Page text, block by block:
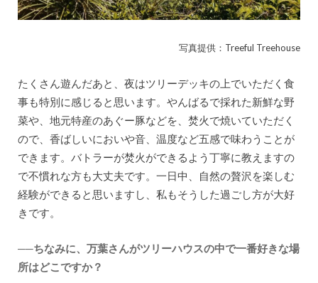
写真提供：Treeful Treehouse
たくさん遊んだあと、夜はツリーデッキの上でいただく食
事も特別に感じると思います。やんばるで採れた新鮮な野
菜や、地元特産のあぐー豚などを、焚火で焼いていただく
ので、香ばしいにおいや音、温度など五感で味わうことが
できます。バトラーが焚火ができるよう丁寧に教えますの
で不慣れな方も大丈夫です。一日中、自然の贅沢を楽しむ
経験ができると思いますし、私もそうした過ごし方が大好
きです。
──ちなみに、万葉さんがツリーハウスの中で一番好きな場
所はどこですか？